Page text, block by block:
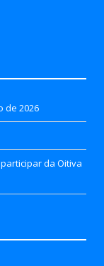
de 2026
da Oitiva